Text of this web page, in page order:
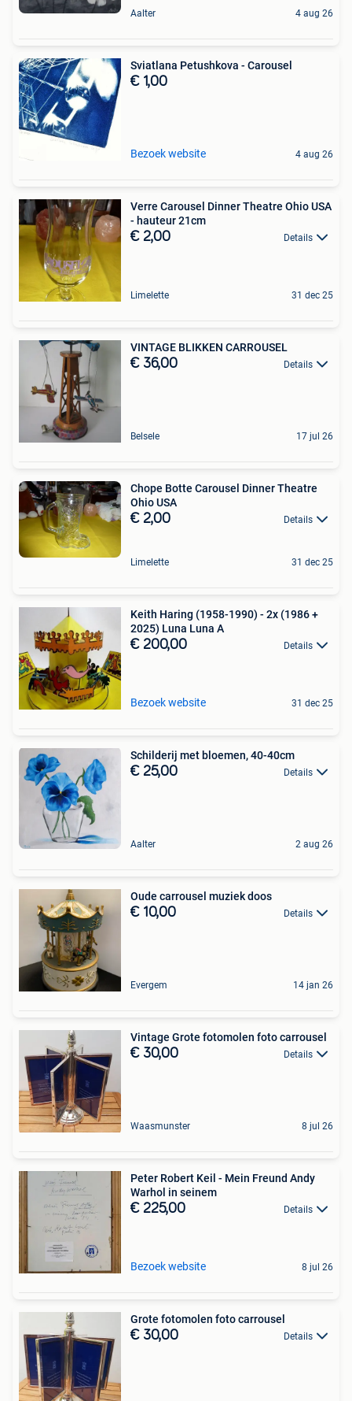
Aalter 4 aug 26
Sviatlana Petushkova - Carousel
€ 1,00
Bezoek website 4 aug 26
Verre Carousel Dinner Theatre Ohio USA
- hauteur 21cm
€ 2,00 Details
Limelette 31 dec 25
VINTAGE BLIKKEN CARROUSEL
€ 36,00 Details
Belsele 17 jul 26
Chope Botte Carousel Dinner Theatre
Ohio USA
€ 2,00 Details
Limelette 31 dec 25
Keith Haring (1958-1990) - 2x (1986 +
2025) Luna Luna A
€ 200,00 Details
Bezoek website 31 dec 25
Schilderij met bloemen, 40-40cm
€ 25,00 Details
Aalter 2 aug 26
Oude carrousel muziek doos
€ 10,00 Details
Evergem 14 jan 26
Vintage Grote fotomolen foto carrousel
€ 30,00 Details
Waasmunster 8 jul 26
Peter Robert Keil - Mein Freund Andy
Warhol in seinem
€ 225,00 Details
Bezoek website 8 jul 26
Grote fotomolen foto carrousel
€ 30,00 Details